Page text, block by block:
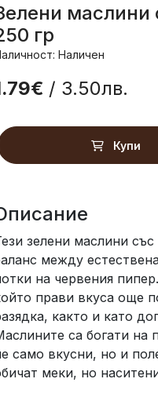
маслини
гр
Наличен
/ 3.50лв.
Купи
зелени маслини
между
на червения
прави вкуса още
както и като
са богати на
само вкусни, но и
меки, но